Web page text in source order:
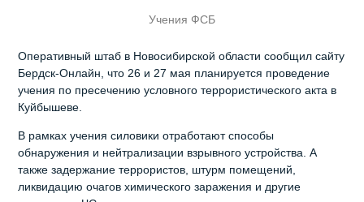
Учения ФСБ
Оперативный штаб в Новосибирской области сообщил сайту
Бердск-Онлайн, что 26 и 27 мая планируется проведение
учения по пресечению условного террористического акта в
Куйбышеве.
В рамках учения силовики отработают способы
обнаружения и нейтрализации взрывного устройства. А
также задержание террористов, штурм помещений,
ликвидацию очагов химического заражения и другие